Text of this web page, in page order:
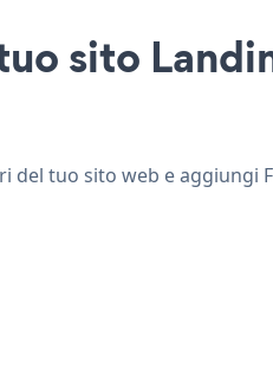
sito
del tuo sito web e